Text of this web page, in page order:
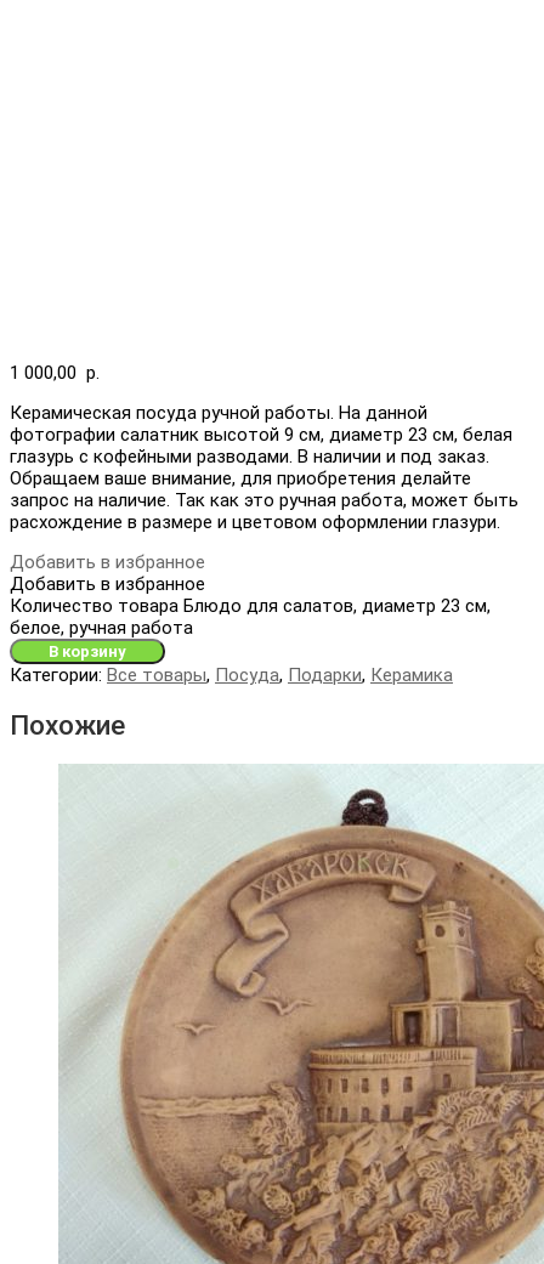
1 000,00 р.
Керамическая посуда ручной работы. На данной
фотографии салатник высотой 9 см, диаметр 23 см, белая
глазурь с кофейными разводами. В наличии и под заказ.
Обращаем ваше внимание, для приобретения делайте
запрос на наличие. Так как это ручная работа, может быть
расхождение в размере и цветовом оформлении глазури.
Добавить в избранное
Добавить в избранное
Количество товара Блюдо для салатов, диаметр 23 см,
белое, ручная работа
В корзину
Категории: Все товары, Посуда, Подарки, Керамика
Похожие